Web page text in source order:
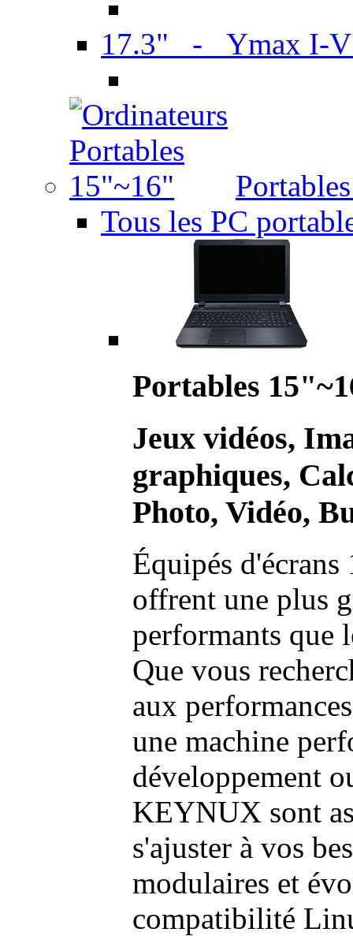
17.3" - Ymax I-
Tous les PC
Portables
Jeux vidéos,
graphiques,
Photo, Vidéo,
Équipés
offrent une plus
performants que
Que vous
aux
une machine
développement
KEYNUX sont
s'ajuster à vos
modulaires et
compatibilité